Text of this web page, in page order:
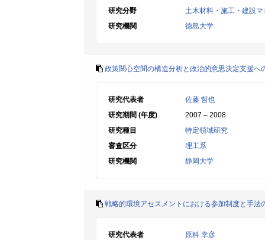
研究分野
土木材料・施工・建設マ
研究機関
徳島大学
政策関心空間の構造分析と政治的意思決定支援へ
研究代表者
佐藤 哲也
研究期間 (年度)
2007 – 2008
研究種目
特定領域研究
審査区分
理工系
研究機関
静岡大学
戦略的環境アセスメントにおける参加制度と手法
研究代表者
原科 幸彦